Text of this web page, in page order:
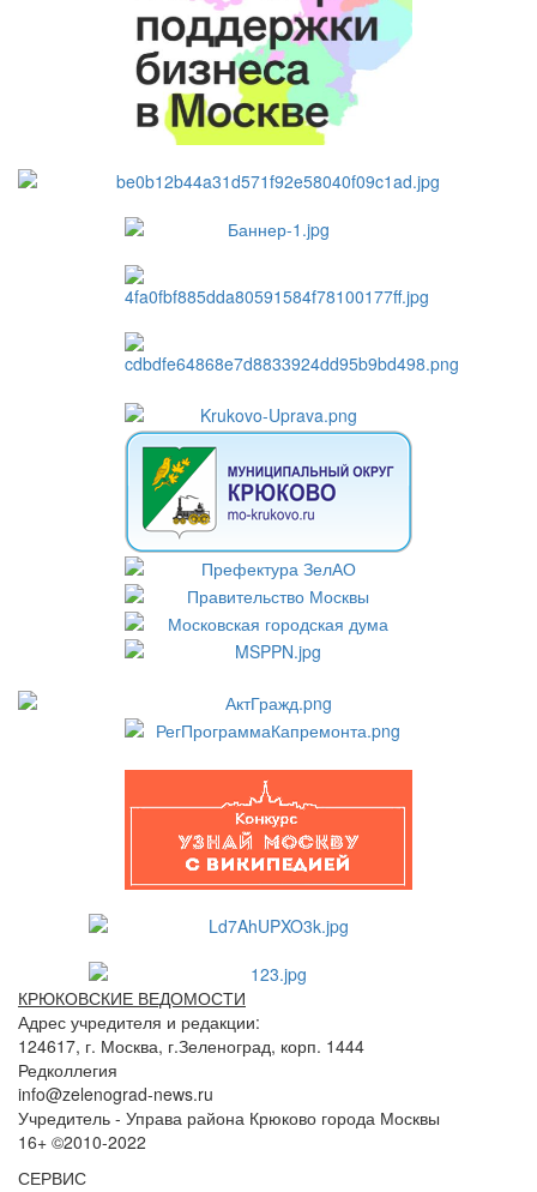
КРЮКОВСКИЕ ВЕДОМОСТИ
Адрес учредителя и редакции:
124617, г. Москва, г.Зеленоград, корп. 1444
Редколлегия
info@zelenograd-news.ru
Учредитель - Управа района Крюково города Москвы
16+ ©2010-2022
СЕРВИС